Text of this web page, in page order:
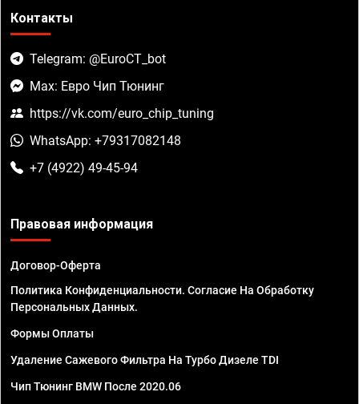
Контакты
Telegram: @EuroCT_bot
Max: Евро Чип Тюнинг
https://vk.com/euro_chip_tuning
WhatsApp: +79317082148
+7 (4922) 49-45-94
Правовая информация
Договор-Оферта
Политика Конфиденциальности. Согласие На Обработку
Персональных Данных.
Формы Оплаты
Удаление Сажевого Фильтра На Турбо Дизеле TDI
Чип Тюнинг BMW После 2020.06